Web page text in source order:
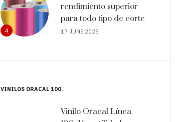
4
rendimiento superior
para todo tipo de corte
17 JUNE 2025
VINILOS ORACAL 100
Vinilo Oracal Línea